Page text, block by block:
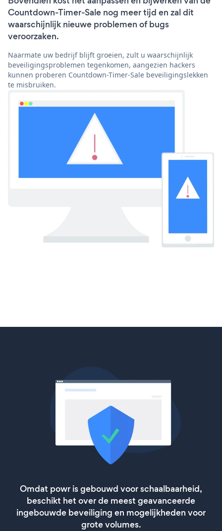
Countdown-Timer-Sale nog meer tijd en zal dit
waarschijnlijk nieuwe problemen of bugs
veroorzaken.
Naarmate uw bedrijf blijft groeien, zult u waarschijnlijk
beveiligingsproblemen tegenkomen, aangezien hackers
kunnen proberen Countdown-Timer-Sale beveiligingslekken
te misbruiken.
Omdat powr is gebouwd voor schaalbaarheid,
beschikt het over de meest geavanceerde
ingebouwde beveiliging en mogelijkheden voor
grote volumes.